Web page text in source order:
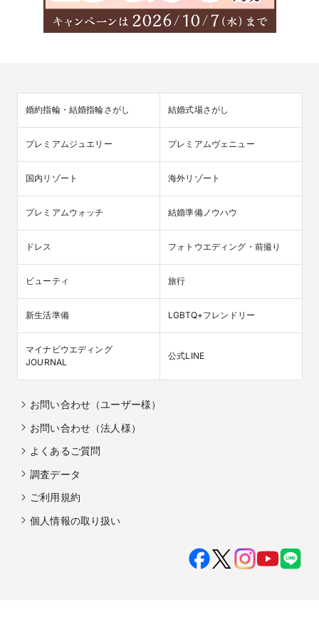
婚約指輪・結婚指輪さがし 結婚式場さがし
プレミアムジュエリー プレミアムヴェニュー
国内リゾート 海外リゾート
プレミアムウォッチ 結婚準備ノウハウ
ドレス フォトウエディング・前撮り
ビューティ 旅行
新生活準備 LGBTQ+フレンドリー
マイナビウエディング
JOURNAL
公式LINE
お問い合わせ（ユーザー様）
お問い合わせ（法人様）
よくあるご質問
調査データ
ご利用規約
個人情報の取り扱い